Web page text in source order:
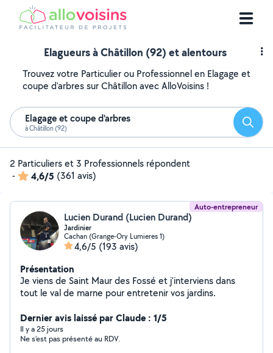
Elagueurs à Châtillon (92) et alentours
Trouvez votre Particulier ou Professionnel en Elagage et
coupe d'arbres sur Châtillon avec AlloVoisins !
Elagage et coupe d'arbres
à Châtillon (92)
2 Particuliers et 3 Professionnels répondent
-
4,6/5 (361 avis)
Auto-entrepreneur
Lucien Durand (Lucien Durand)
Jardinier
Cachan (Grange-Ory Lumieres 1)
4,6/5 (193 avis)
Présentation
Je viens de Saint Maur des Fossé et j'interviens dans
tout le val de marne pour entretenir vos jardins.
Dernier avis laissé par Claude : 1/5
Il y a 25 jours
Ne s'est pas présenté au RDV.